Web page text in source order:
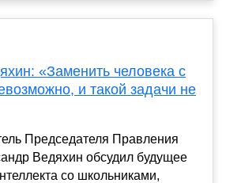
«Заменить человека с
и такой задачи не
Председателя Правления
Ведяхин обсудил будущее
со школьниками,